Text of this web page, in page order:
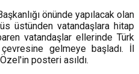
önünde yapılacak olan
üstünden vatandaşlara hitap
vatandaşlar ellerinde Türk
gelmeye başladı. İl
posteri asıldı.